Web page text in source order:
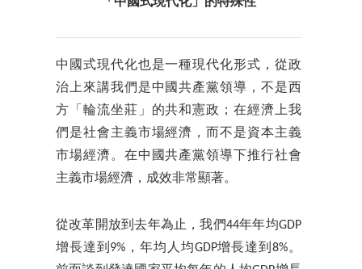
中國式現代化也是一種現代化形式，從政
治上來講我們是中國共產黨領導，不是西
方「輪流坐莊」的共和憲政；在經濟上我
們是社會主義市場經濟，而不是資本主義
市場經濟。在中國共產黨領導下推行社會
主義市場經濟，成效非常顯著。
從改革開放到去年為止，我們44年年均GDP
增長達到9%，年均人均GDP增長達到8%。